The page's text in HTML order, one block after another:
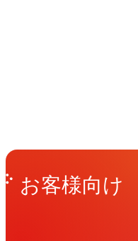
Get in Touch
お客様向け